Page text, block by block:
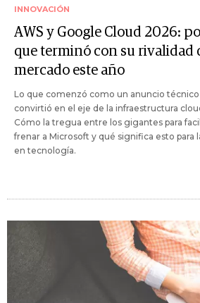
INNOVACIÓN
AWS y Google Cloud 2026:
que terminó con su rivalidad
mercado este año
Lo que comenzó como un anuncio
convirtió en el eje de la infraestructura
Cómo la tregua entre los gigantes para
frenar a Microsoft y qué significa esto para
en tecnología.